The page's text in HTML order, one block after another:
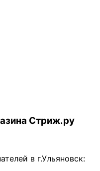
Стриж.ру
в г.Ульяновск: